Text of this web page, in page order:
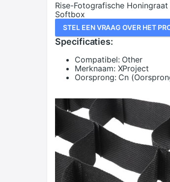
Rise-Fotografische
Softbox
STEL EEN VRAAG OVER HET
Specificaties:
Compatibel: Other
Merknaam: XProject
Oorsprong: Cn